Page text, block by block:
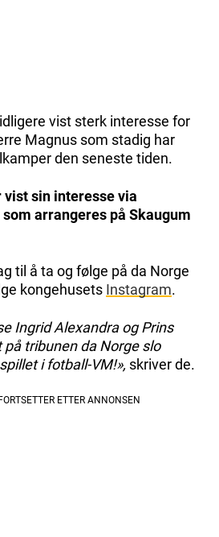
vist sterk interesse for
Magnus som stadig har
den seneste tiden.
sin interesse via
arrangeres på Skaugum
til å ta og følge på da Norge
kongehusets Instagram.
Ingrid Alexandra og Prins
tribunen da Norge slo
i fotball-VM!», skriver de.